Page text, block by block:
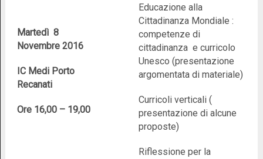
Martedì 8
Novembre 2016
IC Medi Porto
Recanati
Ore 16,00 – 19,00
Educazione alla
Cittadinanza Mondiale :
competenze di
cittadinanza e curricolo
Unesco (presentazione
argomentata di materiale)
Curricoli verticali (
presentazione di alcune
proposte)
Riflessione per la